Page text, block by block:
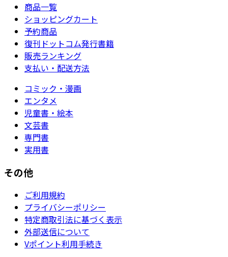
商品一覧
ショッピングカート
予約商品
復刊ドットコム発行書籍
販売ランキング
支払い・配送方法
コミック・漫画
エンタメ
児童書・絵本
文芸書
専門書
実用書
その他
ご利用規約
プライバシーポリシー
特定商取引法に基づく表示
外部送信について
Vポイント利用手続き